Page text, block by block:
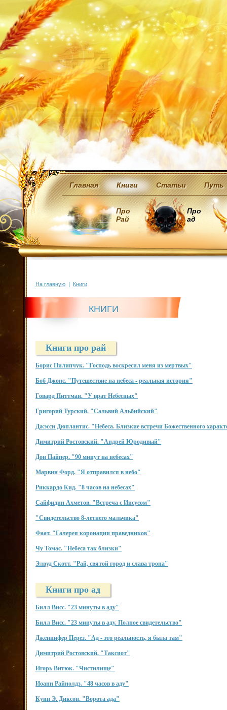
Главная Книги Статьи Путь
Про
Рай
Про
ад
На главную | Книги
КНИГИ
Книги про рай
Борис Пилипчук. "Господь воскресил меня из мертвых"
Боб Джонс. "Путешествие на небеса - реальная история"
Говард Питтман. "У врат Небесных"
Григорий Турский. "Сальвий Альбийский"
Джэсси Дюплантис. "Небеса. Близкие встречи Божественного
Димитрий Ростовский. "Андрей Юродивый"
Дон Пайпер. "90 минут на небесах"
Марвин Форд. "Я отправился в небо"
Риккардо Кид. "8 часов на небесах"
Сайфидин Ахметов. "Встреча с Иисусом"
"Свидетельство 8-летнего мальчика"
Фаат. "Галерея коронации праведников"
Чу Томас. "Небеса так близки"
Элвуд Скотт. "Рай, святой город и слава трона"
Книги про ад
Билл Висс. "23 минуты в аду"
Билл Висс. "23 минуты в аду. Полное свидетельство"
Дженнифер Перез. "Ад - это реальность, я была там"
Димитрий Ростовский. "Таксиот"
Игорь Витюк. "Чистилище"
Иоанн Райнолдз. "48 часов в аду"
Куин Э. Диксон. "Ворота ада"